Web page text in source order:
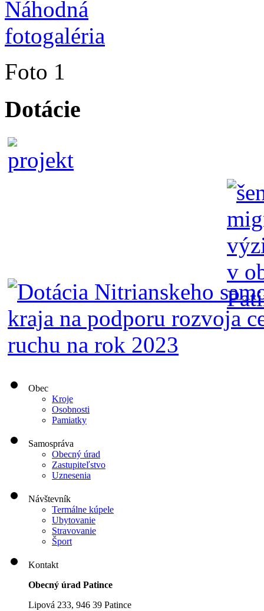
Foto 1
Dotácie
Obec
Kroje
Osobnosti
Pamiatky
Samospráva
Obecný úrad
Zastupiteľstvo
Uznesenia
Návštevník
Termálne kúpele
Ubytovanie
Stravovanie
Šport
Kontakt
Obecný úrad Patince
Lipová 233, 946 39 Patince